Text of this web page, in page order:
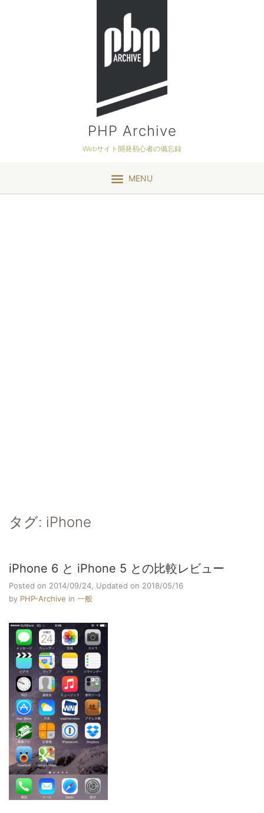
PHP Archive
Webサイト開発初心者の備忘録
MENU
タグ: iPhone
iPhone 6 と iPhone 5 との比較レビュー
Posted on 2014/09/24, Updated on 2018/05/16
by PHP-Archive in 一般